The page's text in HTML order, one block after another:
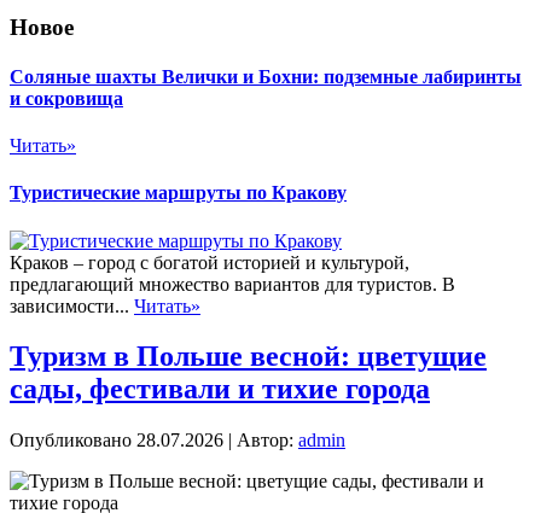
Новое
Соляные шахты Велички и Бохни: подземные лабиринты
и сокровища
Читать»
Туристические маршруты по Кракову
Краков – город с богатой историей и культурой,
предлагающий множество вариантов для туристов. В
зависимости... Читать»
Туризм в Польше весной: цветущие
сады, фестивали и тихие города
Опубликовано 28.07.2026 | Автор: admin